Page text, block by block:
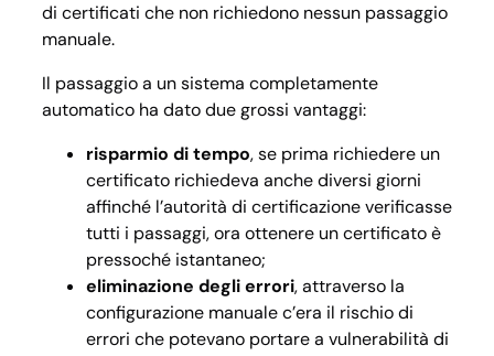
di certificati che non richiedono nessun passaggio
manuale.
Il passaggio a un sistema completamente
automatico ha dato due grossi vantaggi:
risparmio di tempo, se prima richiedere un
certificato richiedeva anche diversi giorni
affinché l’autorità di certificazione verificasse
tutti i passaggi, ora ottenere un certificato è
pressoché istantaneo;
eliminazione degli errori, attraverso la
configurazione manuale c’era il rischio di
errori che potevano portare a vulnerabilità di